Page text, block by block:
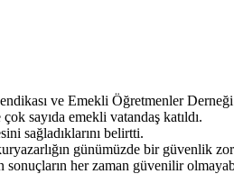
ve Emekli Öğretmenler
sayıda emekli vatandaş katıldı.
sağladıklarını belirtti.
günümüzde bir güvenlik
her zaman güvenilir